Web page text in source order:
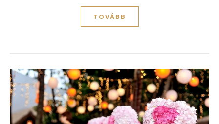
TOVÁBB